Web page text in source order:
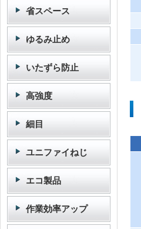
省スペース
ゆるみ止め
いたずら防止
高強度
細目
ユニファイねじ
エコ製品
作業効率アップ